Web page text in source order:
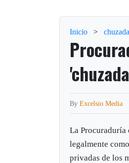
Inicio >
ByExcelsio Media
La
legalmente
privadas de los